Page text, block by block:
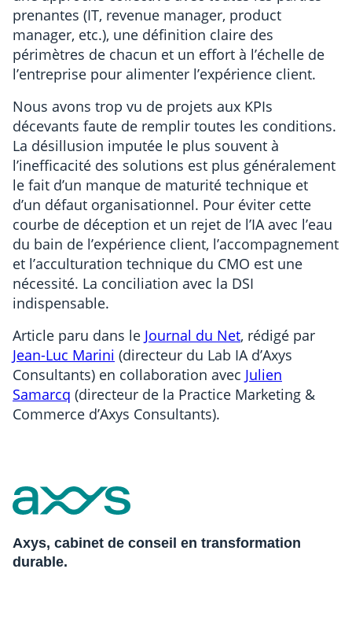
prenantes (IT, revenue manager, product
manager, etc.), une définition claire des
périmètres de chacun et un effort à l’échelle de
l’entreprise pour alimenter l’expérience client.
Nous avons trop vu de projets aux KPIs
décevants faute de remplir toutes les conditions.
La désillusion imputée le plus souvent à
l’inefficacité des solutions est plus généralement
le fait d’un manque de maturité technique et
d’un défaut organisationnel. Pour éviter cette
courbe de déception et un rejet de l’IA avec l’eau
du bain de l’expérience client, l’accompagnement
et l’acculturation technique du CMO est une
nécessité. La conciliation avec la DSI
indispensable.
Article paru dans le Journal du Net, rédigé par
Jean-Luc Marini (directeur du Lab IA d’Axys
Consultants) en collaboration avec Julien
Samarcq (directeur de la Practice Marketing &
Commerce d’Axys Consultants).
Axys, cabinet de conseil en transformation
durable.